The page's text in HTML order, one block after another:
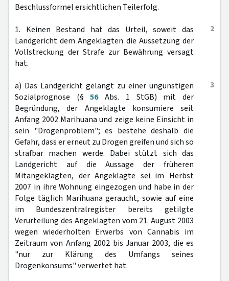
Beschlussformel ersichtlichen Teilerfolg.
2
1. Keinen Bestand hat das Urteil, soweit das
Landgericht dem Angeklagten die Aussetzung der
Vollstreckung der Strafe zur Bewährung versagt
hat.
3
a) Das Landgericht gelangt zu einer ungünstigen
Sozialprognose (§56Abs. 1 StGB) mit der
Begründung, der Angeklagte konsumiere seit
Anfang 2002 Marihuana und zeige keine Einsicht in
sein "Drogenproblem"; es bestehe deshalb die
Gefahr, dass er erneut zu Drogen greifen und sich so
strafbar machen werde. Dabei stützt sich das
Landgericht auf die Aussage der früheren
Mitangeklagten, der Angeklagte sei im Herbst
2007 in ihre Wohnung eingezogen und habe in der
Folge täglich Marihuana geraucht, sowie auf eine
im Bundeszentralregister bereits getilgte
Verurteilung des Angeklagten vom 21. August 2003
wegen wiederholten Erwerbs von Cannabis im
Zeitraum von Anfang 2002 bis Januar 2003, die es
"nur zur Klärung des Umfangs seines
Drogenkonsums" verwertet hat.